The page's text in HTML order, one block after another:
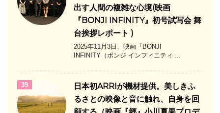
出す人間の複雑な心境(映画
『BONJI INFINITY』初号試写会 舞
台挨拶レポート )
2025年11月3日、映画『BONJI
INFINITY（ボンジ インフィニティ ...
39
日本初ARRIが機材提供。美しきふ
るさとの映像と音に触れ、自身を回